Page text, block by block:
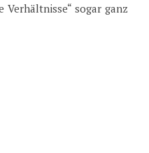
sogar ganz